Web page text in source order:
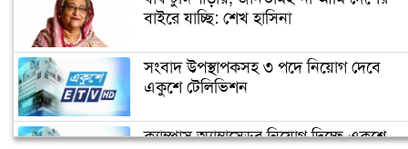
ফ্রান্সের মুসলিমদের আলটিমেটাম দিলেন
ম্যাক্রোঁ
কমলার ইতিহাস
বাইরে যাচ্ছি: শেখ হাসিনা
সংবাদ উপস্থাপকসহ ৩ পদে নিয়োগ দেবে
একুশে টেলিভিশন
ক্যাম্পাস অ্যাম্বাসেডর নিয়োগ দিচ্ছে একুশে